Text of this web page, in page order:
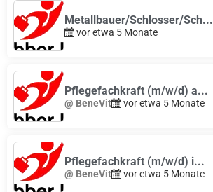
Metallbauer/Schlosser/Sch...
vor etwa 5 Monate
Pflegefachkraft (m/w/d) a...
@ BeneVit vor etwa 5 Monate
Pflegefachkraft (m/w/d) i...
@ BeneVit vor etwa 5 Monate